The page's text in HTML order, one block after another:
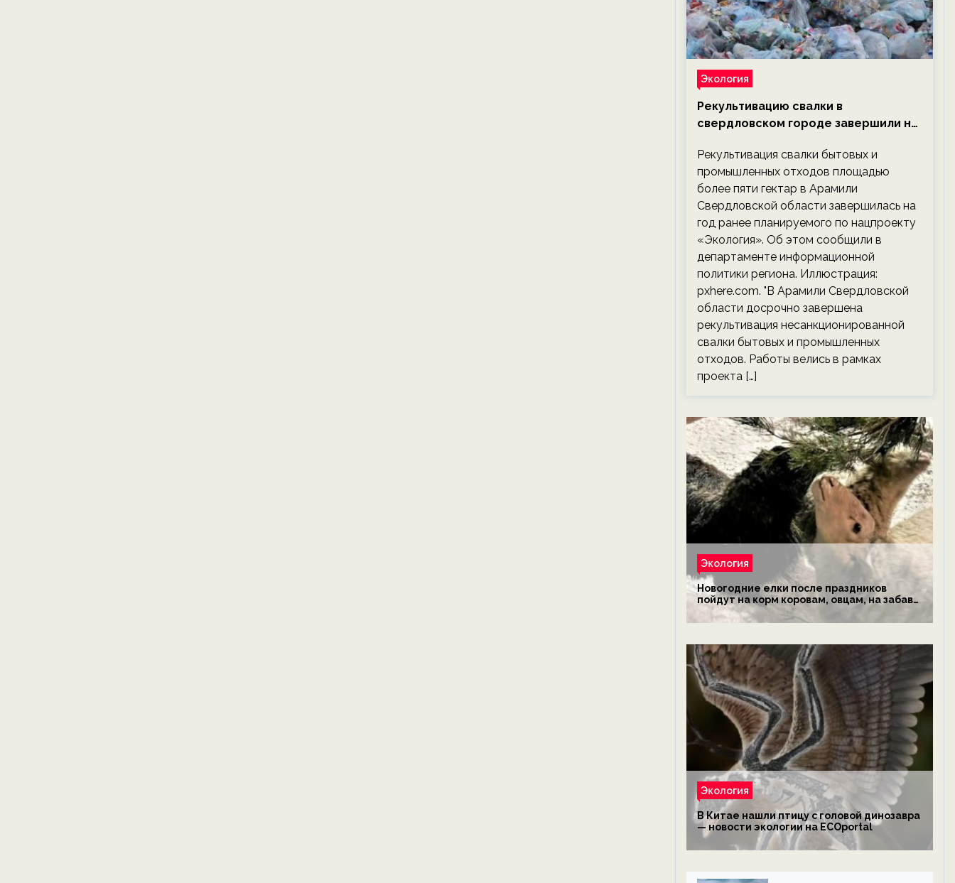
Экология
Рекультивацию свалки в
свердловском городе завершили на
новости экологии на ECOportal
Рекультивация свалки бытовых и
промышленных отходов площадью
более пяти гектар в Арамили
Свердловской области завершилась на
год ранее планируемого по нацпроекту
«Экология». Об этом сообщили в
департаменте информационной
политики региона. Иллюстрация:
pxhere.com. "В Арамили Свердловской
области досрочно завершена
рекультивация несанкционированной
свалки бытовых и промышленных
отходов. Работы велись в рамках
проекта […]
Экология
Новогодние елки после праздников
пойдут на корм коровам, овцам, на забаву
обезьянам, львам и леопардам — новости
экологии на ECOportal
Экология
В Китае нашли птицу с головой динозавра
— новости экологии на ECOportal